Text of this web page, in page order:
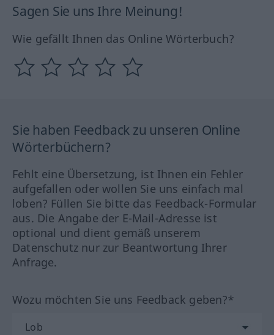
Sagen Sie uns Ihre Meinung!
Wie gefällt Ihnen das Online Wörterbuch?
Sie haben Feedback zu unseren Online
Wörterbüchern?
Fehlt eine Übersetzung, ist Ihnen ein Fehler
aufgefallen oder wollen Sie uns einfach mal
loben? Füllen Sie bitte das Feedback-Formular
aus. Die Angabe der E-Mail-Adresse ist
optional und dient gemäß unserem
Datenschutz nur zur Beantwortung Ihrer
Anfrage.
Wozu möchten Sie uns Feedback geben?*